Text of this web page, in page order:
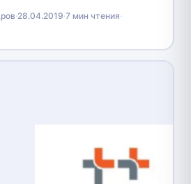
(«РусГидро»). Предприятия
электроэнергии населению, и
услуги потребителям.
·28.04.2019·7 мин чтения·